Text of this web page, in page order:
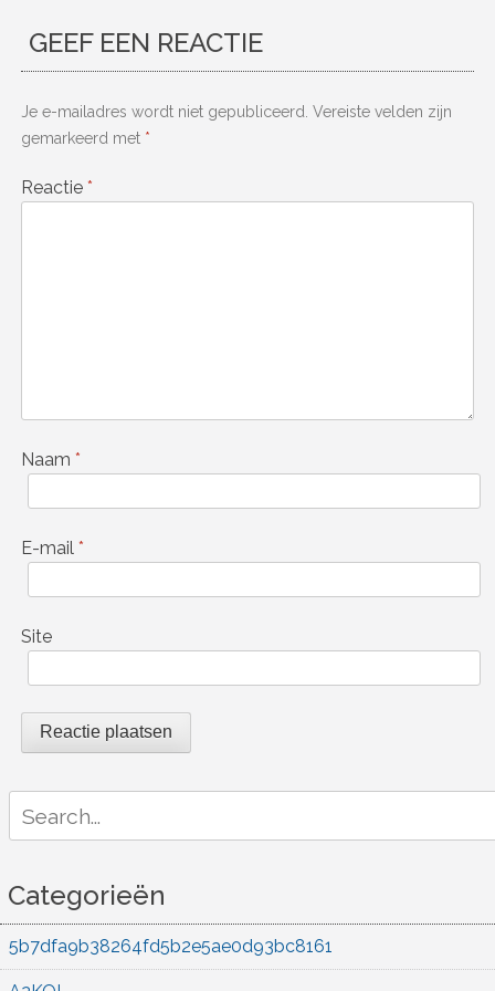
GEEF EEN REACTIE
Je e-mailadres wordt niet gepubliceerd. Vereiste velden zijn
gemarkeerd met *
Reactie *
Naam *
E-mail *
Site
for:
Categorieën
5b7dfa9b38264fd5b2e5ae0d93bc8161